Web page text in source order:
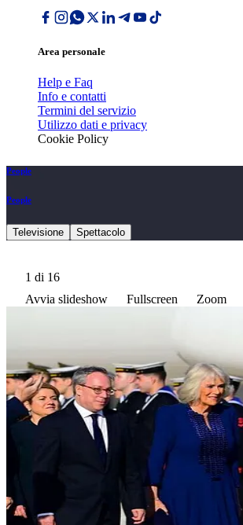
Area personale
Help e Faq
Info e contatti
Termini del servizio
Utilizzo dati e privacy
Cookie Policy
People
People
Televisione Spettacolo
1 di 16
Avvia slideshow
Fullscreen Zoom